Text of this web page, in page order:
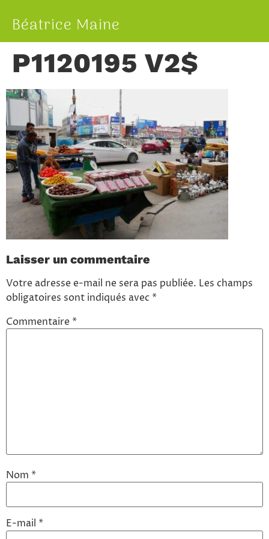
Béatrice Maine
P1120195 V2$
Laisser un commentaire
Votre adresse e-mail ne sera pas publiée. Les champs
obligatoires sont indiqués avec*
Commentaire*
Nom *
E-mail *